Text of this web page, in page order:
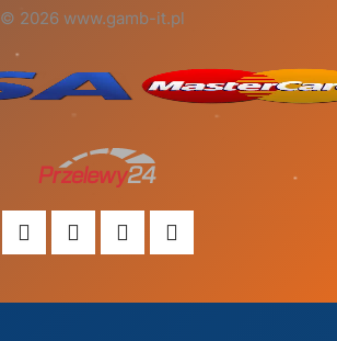
© 2026 www.gamb-it.pl